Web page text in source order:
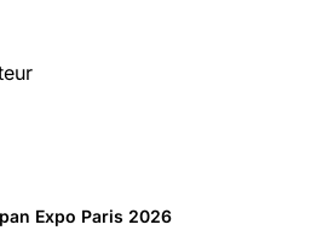
Expo Paris 2026